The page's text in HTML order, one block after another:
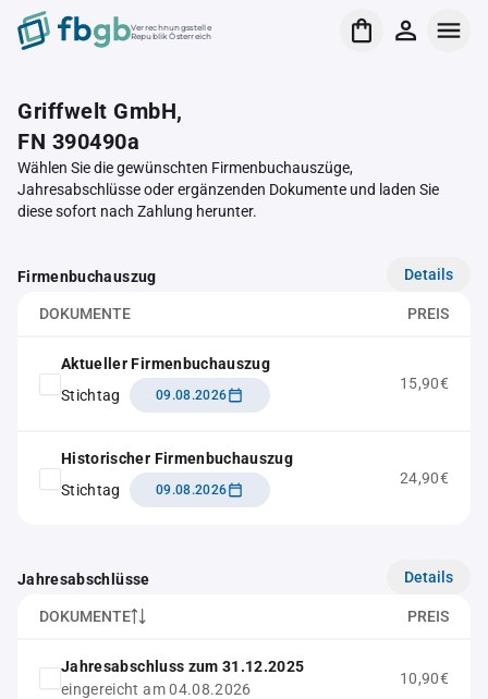
Verrechnungsstelle
Republik Österreich
Griffwelt GmbH,
FN 390490a
Wählen Sie die gewünschten Firmenbuchauszüge,
Jahresabschlüsse oder ergänzenden Dokumente und laden Sie
diese sofort nach Zahlung herunter.
Firmenbuchauszug Details
DOKUMENTE PREIS
Aktueller Firmenbuchauszug
Stichtag
09.08.2026
15,90€
Historischer Firmenbuchauszug
Stichtag
09.08.2026
24,90€
Jahresabschlüsse Details
DOKUMENTE PREIS
Jahresabschluss zum 31.12.2025
eingereicht am 04.08.2026
10,90€